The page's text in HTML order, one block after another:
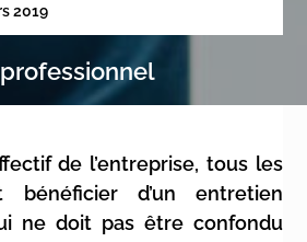
2019
professionnel
de l’entreprise, tous les
bénéficier d’un entretien
ne doit pas être confondu